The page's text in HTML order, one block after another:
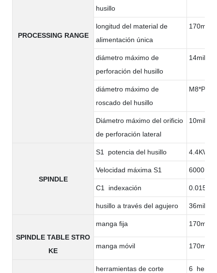
PROCESSING RANGE
husillo
longitud del material de
alimentación única
diámetro máximo de
perforación del husillo
diámetro máximo de
roscado del husillo
Diámetro máximo del orificio
de perforación lateral
SPINDLE
S1 potencia del husillo 4.4KW
Velocidad máxima S1 6000rpm
C1 indexación 0.015°
husillo a través del agujero
SPINDLE TABLE STRO
KE
manga fija
manga móvil
herramientas de corte
6